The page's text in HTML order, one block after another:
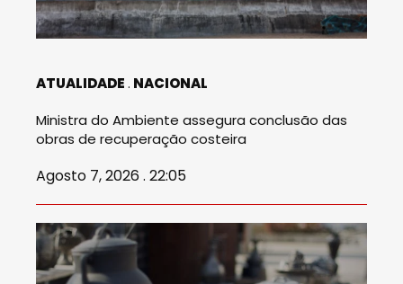
ATUALIDADE NACIONAL
Ministra do Ambiente assegura conclusão das
obras de recuperação costeira
Agosto 7, 2026 . 22:05